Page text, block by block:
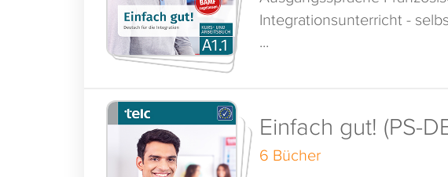
Integrationsunterricht -
...
Einfach gut! (PS-
6 Bücher